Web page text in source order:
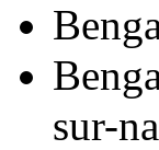
sur-